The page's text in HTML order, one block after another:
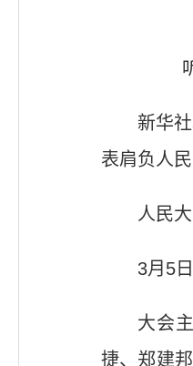
新华
表肩负人
人民
3月5
大会
捷、郑建